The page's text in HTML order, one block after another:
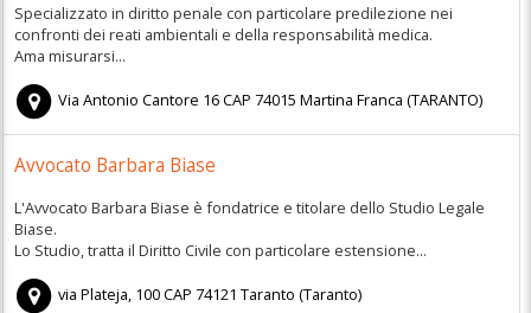
Specializzato in diritto penale con particolare predilezione nei
confronti dei reati ambientali e della responsabilità medica.
Ama misurarsi...
Via Antonio Cantore 16CAP 74015 Martina Franca (TARANTO)
Avvocato Barbara Biase
L'Avvocato Barbara Biase è fondatrice e titolare dello Studio Legale
Biase.
Lo Studio, tratta il Diritto Civile con particolare estensione...
via Plateja, 100CAP 74121 Taranto (Taranto)